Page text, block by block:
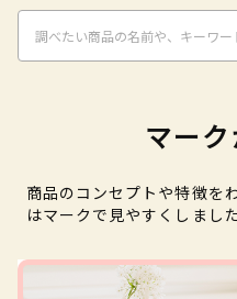
マー
商品のコンセプトや特徴を
はマークで見やすくしまし